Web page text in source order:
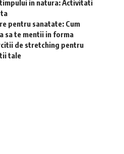
in natura: Activitati
pentru sanatate: Cum
sa te mentii in forma
de stretching pentru
tale